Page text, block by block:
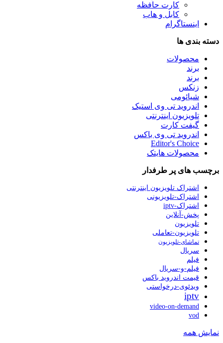
کارت حافظه
کابل و هاب
اینستاگرام
دسته بندی ها
محصولات
برند
برند
زنکس
شیائومی
اندروید تی وی استیک
تلویزیون اینترنتی
گیفت کارت
اندروید تی وی باکس
Editor's Choice
محصولات هایتک
برچسب های پر طرفدار
اشتراک تلویزیون اینترنتی
اشتراک-تلویزیونی
اشتراک-iptv
پخش-آنلاین
تلویزیون
تلویزیون-تعاملی
تماشای-تلویزیون
سریال
فیلم
فیلم-و-سریال
قیمت اندروید باکس
ویدئوی-درخواستی
iptv
video-on-demand
vod
نمایش همه